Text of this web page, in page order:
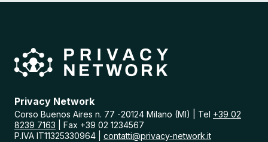
i
n
I
a
i
a
Privacy Network
Corso Buenos Aires n. 77 -20124 Milano (MI) | Tel +39 02
8239 7163 | Fax +39 02 1234567
P.IVA IT11325330964 | contatti@privacy-network.it